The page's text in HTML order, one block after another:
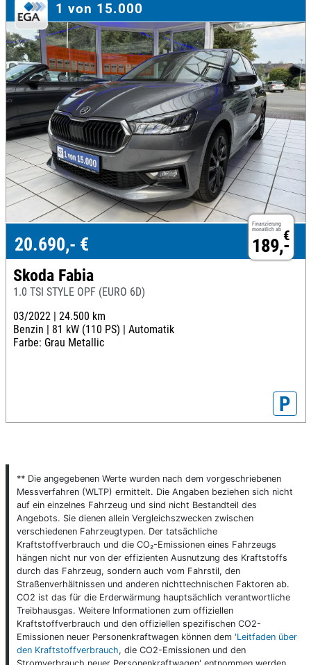
1 von 15.000
Finanzierung
monatlich ab €
189,-
20.690,- €
Skoda Fabia
1.0 TSI STYLE OPF (EURO 6D)
03/2022 | 24.500 km
Benzin | 81 kW (110 PS) | Automatik
Farbe: Grau Metallic
P
** Die angegebenen Werte wurden nach dem vorgeschriebenen
Messverfahren (WLTP) ermittelt. Die Angaben beziehen sich nicht
auf ein einzelnes Fahrzeug und sind nicht Bestandteil des
Angebots. Sie dienen allein Vergleichszwecken zwischen
verschiedenen Fahrzeugtypen. Der tatsächliche
Kraftstoffverbrauch und die CO₂-Emissionen eines Fahrzeugs
hängen nicht nur von der effizienten Ausnutzung des Kraftstoffs
durch das Fahrzeug, sondern auch vom Fahrstil, den
Straßenverhältnissen und anderen nichttechnischen Faktoren ab.
CO2 ist das für die Erderwärmung hauptsächlich verantwortliche
Treibhausgas. Weitere Informationen zum offiziellen
Kraftstoffverbrauch und den offiziellen spezifischen CO2-
Emissionen neuer Personenkraftwagen können dem 'Leitfaden über
den Kraftstoffverbrauch, die CO2-Emissionen und den